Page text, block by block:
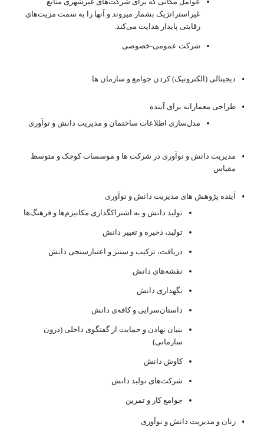
غیراستراتژیک بشمار میروند و آنها را به سمت مزیت‌های
رقابتی پایدار هدایت می‌کند.
شرکت عمومی-خصوصی
دیجیتالی (الکترونیک) کردن جوامع و سازمان ها
طراحی معمارانه برای آینده
مدل‌سازی اطلاعات ساختمان و مدیریت دانش و نوآوری
مدیریت دانش و نوآوری در شرکت ها و موسسات کوچک و متوسط
مقیاس
آینده پژوهش های مدیریت دانش و نوآوری
تولید دانش و به اشتراک‎گذاری مکانیزم‌ها و فرهنگ‌ها
تولید، ذخیره و تغییر دانش
دریافت، ترکیب و سنتز و اعتبارسنجی دانش
نقشه‌های دانش
نگهداری دانش
داستان‌سرایی و کافه‌ی دانش
بنیان نهادن و حمایت از گفتگوی داخلی (درون
سازمانی)
کاوش دانش
شرکت‌های تولید دانش
جوامع کار و تمرین
زنان و مدیریت دانش و نوآوری